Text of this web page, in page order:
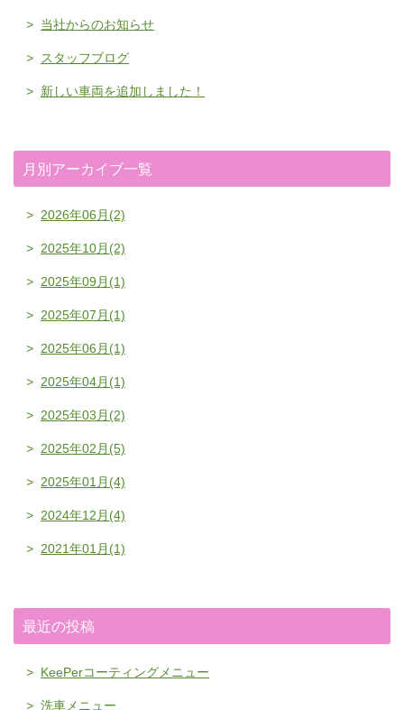
当社からのお知らせ
スタッフブログ
新しい車両を追加しました！
月別アーカイブ一覧
2026年06月(2)
2025年10月(2)
2025年09月(1)
2025年07月(1)
2025年06月(1)
2025年04月(1)
2025年03月(2)
2025年02月(5)
2025年01月(4)
2024年12月(4)
2021年01月(1)
最近の投稿
KeePerコーティングメニュー
洗車メニュー